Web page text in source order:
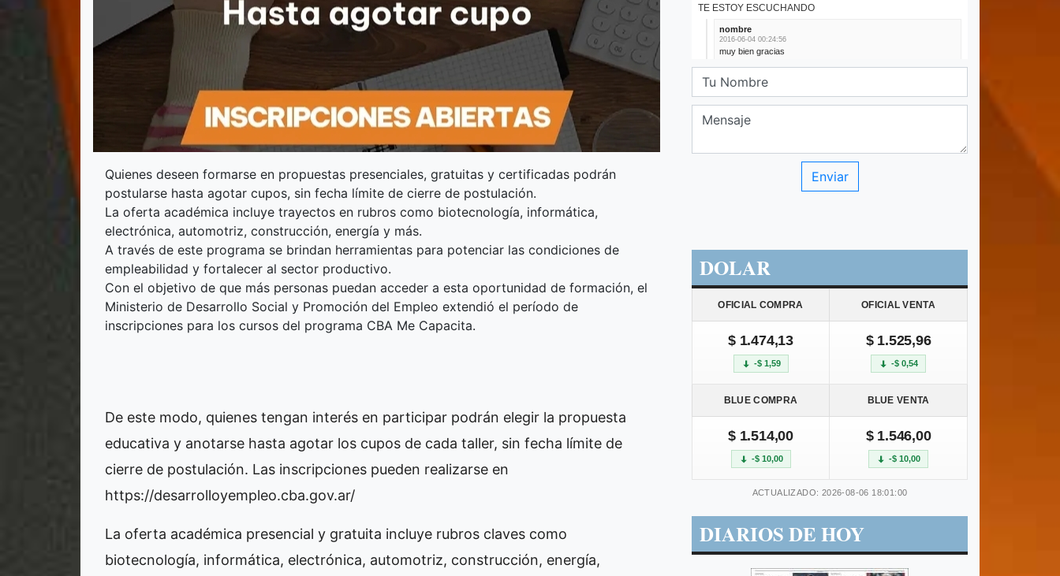
Quienes deseen formarse en propuestas presenciales, gratuitas y certificadas podrán
postularse hasta agotar cupos, sin fecha límite de cierre de postulación.
La oferta académica incluye trayectos en rubros como biotecnología, informática,
electrónica, automotriz, construcción, energía y más.
A través de este programa se brindan herramientas para potenciar las condiciones de
empleabilidad y fortalecer al sector productivo.
Con el objetivo de que más personas puedan acceder a esta oportunidad de formación, el
Ministerio de Desarrollo Social y Promoción del Empleo extendió el período de
inscripciones para los cursos del programa CBA Me Capacita.
De este modo, quienes tengan interés en participar podrán elegir la propuesta
educativa y anotarse hasta agotar los cupos de cada taller, sin fecha límite de
cierre de postulación. Las inscripciones pueden realizarse en
https://desarrolloyempleo.cba.gov.ar/
La oferta académica presencial y gratuita incluye rubros claves como
biotecnología, informática, electrónica, automotriz, construcción, energía,
DOLAR
OFICIAL COMPRA OFICIAL VENTA
$ 1.474,13
-$ 1,59
$ 1.525,96
-$ 0,54
BLUE COMPRA BLUE VENTA
$ 1.514,00
-$ 10,00
$ 1.546,00
-$ 10,00
ACTUALIZADO: 2026-08-06 18:01:00
DIARIOS DE HOY